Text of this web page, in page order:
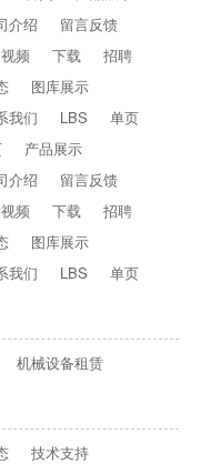
介绍
留言反馈
视频 下载
招聘
图库展示
我们 LBS
单页
产品展示
介绍
留言反馈
视频 下载
招聘
图库展示
我们 LBS
单页
机械设备租赁
技术支持